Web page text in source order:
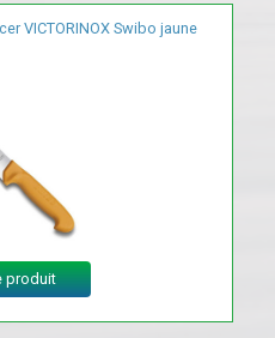
VICTORINOX Swibo jaune
produit